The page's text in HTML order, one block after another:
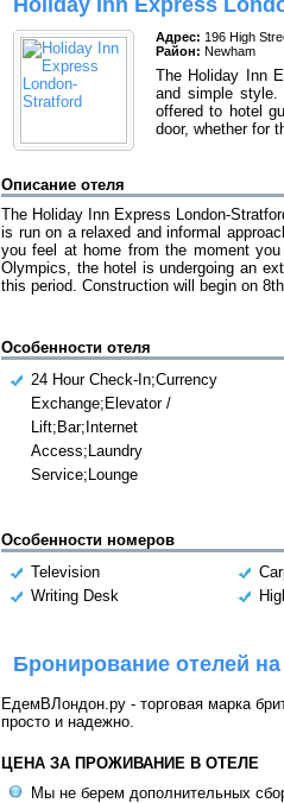
Holiday Inn Express
Адрес: 196 High
Район: Newham
The Holiday Inn
and simple style.
offered to hotel
door, whether for
Описание отеля
The Holiday Inn Express London-
is run on a relaxed and informal
you feel at home from the moment
Olympics, the hotel is undergoing an
this period. Construction will begin on
Особенности отеля
24 Hour Check-In;Currency
Exchange;Elevator /
Lift;Bar;Internet
Access;Laundry
Service;Lounge
Особенности номеров
Television
Writing Desk
Бронирование отелей
ЕдемВЛондон.ру - торговая марка
просто и надежно.
ЦЕНА ЗА ПРОЖИВАНИЕ В ОТЕЛЕ
Мы не берем дополнительных